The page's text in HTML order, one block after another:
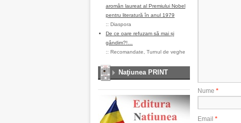
aromân laureat al Premiului Nobel
pentru literatură în anul 1979
:: Diaspora
De ce oare refuzam să mai și
gândim?!…
:: Recomandate Turnul de veghe
Naţiunea PRINT
Nume *
Email *